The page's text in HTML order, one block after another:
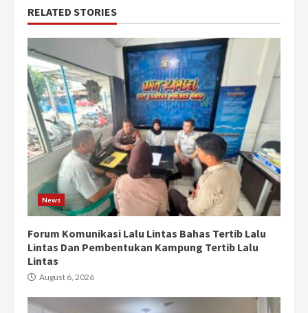
RELATED STORIES
News
Forum Komunikasi Lalu Lintas Bahas Tertib Lalu
Lintas Dan Pembentukan Kampung Tertib Lalu
Lintas
August 6, 2026